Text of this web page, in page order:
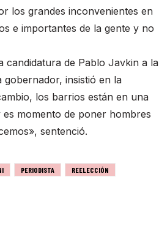
los grandes inconvenientes en
e importantes de la gente y no
candidatura de Pablo Javkin a la
gobernador, insistió en la
los barrios están en una
momento de poner hombres
sentenció.
PERIODISTA
REELECCIÓN